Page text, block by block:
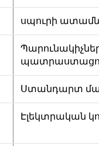
սպուրի
Ստանդարտ
Էլեկտրական